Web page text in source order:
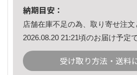
納期目安：
店舗在庫不足の為、取り寄せ注文
2026.08.20 21:21頃のお届け予定で
受け取り方法・送料